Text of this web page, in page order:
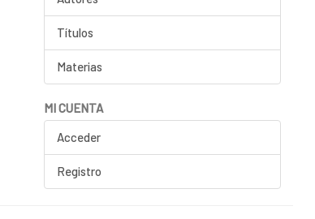
Títulos
Materias
MI CUENTA
Acceder
Registro